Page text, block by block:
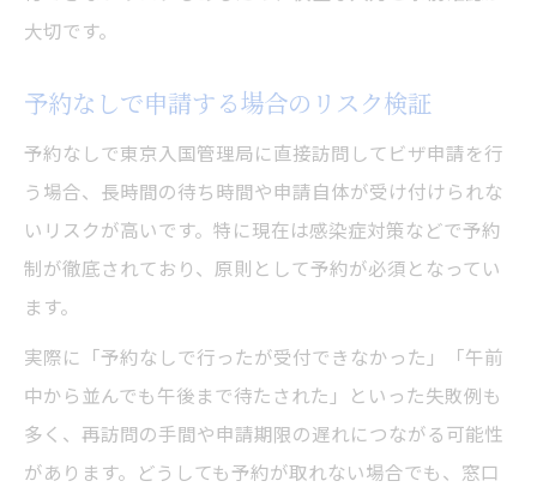
大切です。
予約なしで申請する場合のリスク検証
予約なしで東京入国管理局に直接訪問してビザ申請を行
う場合、長時間の待ち時間や申請自体が受け付けられな
いリスクが高いです。特に現在は感染症対策などで予約
制が徹底されており、原則として予約が必須となってい
ます。
実際に「予約なしで行ったが受付できなかった」「午前
中から並んでも午後まで待たされた」といった失敗例も
多く、再訪問の手間や申請期限の遅れにつながる可能性
があります。どうしても予約が取れない場合でも、窓口